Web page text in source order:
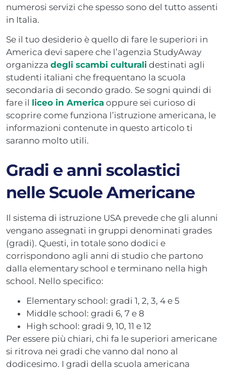
numerosi servizi che spesso sono del tutto assenti
in Italia.
Se il tuo desiderio è quello di fare le superiori in
America devi sapere che l’agenzia StudyAway
organizza degli scambi culturali destinati agli
studenti italiani che frequentano la scuola
secondaria di secondo grado. Se sogni quindi di
fare il liceo in America oppure sei curioso di
scoprire come funziona l’istruzione americana, le
informazioni contenute in questo articolo ti
saranno molto utili.
Gradi e anni scolastici
nelle Scuole Americane
Il sistema di istruzione USA prevede che gli alunni
vengano assegnati in gruppi denominati grades
(gradi). Questi, in totale sono dodici e
corrispondono agli anni di studio che partono
dalla elementary school e terminano nella high
school. Nello specifico:
Elementary school: gradi 1, 2, 3, 4 e 5
Middle school: gradi 6, 7 e 8
High school: gradi 9, 10, 11 e 12
Per essere più chiari, chi fa le superiori americane
si ritrova nei gradi che vanno dal nono al
dodicesimo. I gradi della scuola americana